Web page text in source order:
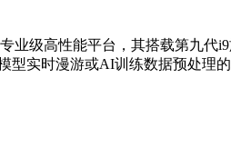
专业级高性能平台，其搭载第九
实时漫游或AI训练数据预处理